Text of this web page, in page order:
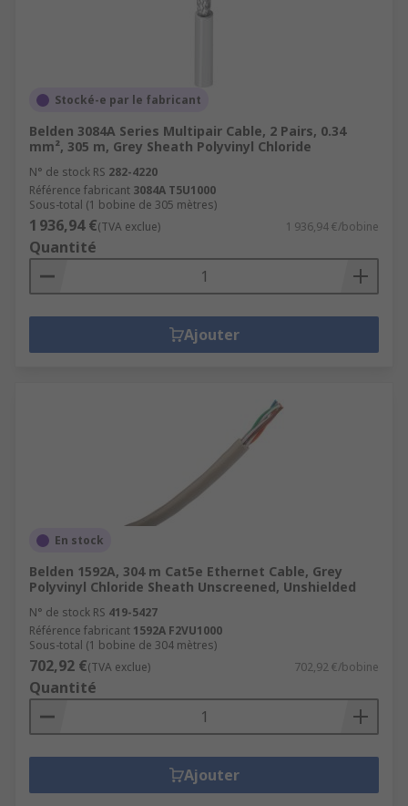
Stocké-e par le fabricant
Belden 3084A Series Multipair Cable, 2 Pairs, 0.34
mm², 305 m, Grey Sheath Polyvinyl Chloride
N° de stock RS 282-4220
Référence fabricant 3084A T5U1000
Sous-total (1 bobine de 305 mètres)
1 936,94 €(TVA exclue) 1 936,94 €/bobine
Quantité
Ajouter
En stock
Belden 1592A, 304 m Cat5e Ethernet Cable, Grey
Polyvinyl Chloride Sheath Unscreened, Unshielded
N° de stock RS 419-5427
Référence fabricant 1592A F2VU1000
Sous-total (1 bobine de 304 mètres)
702,92 €(TVA exclue) 702,92 €/bobine
Quantité
Ajouter